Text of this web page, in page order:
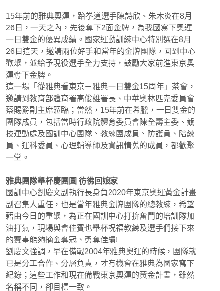
15年前的雅典奧運，跆拳道選手陳詩欣、朱木炎在8月
26日，一天之內，先後奪下2面金牌，為我國寫下奧運
一日雙金的優異成績。國家運動訓練中心特別選在8月
26日這天，邀請兩位好手和當年的金牌團隊，回到中心
歡聚，並給予現役選手全力支持，鼓勵大家前進東京奧
運奪下金牌。
這一場「從雅典看東京－雅典一日雙金15周年」茶會，
邀請到教育部體育署高俊雄署長、中華奧林匹克委員會
蔡賜爵副主席蒞臨；當然，15年前在希臘，一日雙金的
團隊成員，包括當時行政院體育委員會陳全壽主委、競
技運動處及國訓中心團隊、教練團成員、防護員、陪練
員、運科委員、心理輔導師及資訊情蒐的成員，都歡聚
一堂。
雅典團隊舉杯慶團圓 彷彿回娘家
國訓中心劉慶文副執行長身負2020年東京奧運黃金計畫
副召集人重任，也是當年雅典金牌團隊的總教練，希望
藉由今日的重聚，為正在國訓中心打拚奮鬥的培訓隊加
油打氣，現場與會佳賓也舉杯祝福教練及選手們接下來
的賽事能夠摘金奪冠、勇奪佳績!
劉慶文強調，早在備戰2004年雅典奧運的時候，團隊就
已是分工合作、分層負責，才有機會在雅典為國家寫下
紀錄；這些工作和現在備戰東京奧運的黃金計畫，雖然
名稱不同，卻目標一致。